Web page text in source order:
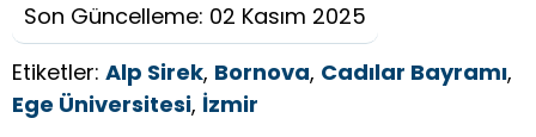
Son Güncelleme: 02 Kasım 2025
Etiketler: Alp Sirek, Bornova, Cadılar Bayramı,
Ege Üniversitesi, İzmir